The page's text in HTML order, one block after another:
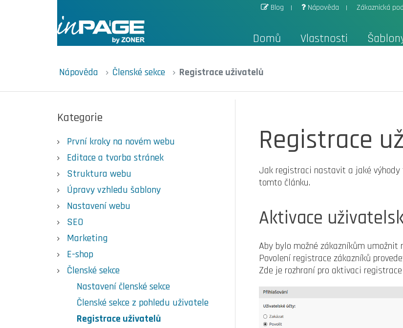
Domů Vlastnosti
Blog Nápověda Zákaznická
Nápověda Členské sekce Registrace uživatelů
Kategorie
První kroky na novém webu
Editace a tvorba stránek
Struktura webu
Úpravy vzhledu šablony
Nastavení webu
SEO
Marketing
E-shop
Členské sekce
Nastavení členské sekce
Členské sekce z pohledu uživatele
Registrace uživatelů
Registrace
Jak registraci nastavit a jaké
tomto článku.
Aktivace
Aby bylo možné zákazníkům
Povolení registrace zákazníků
Zde je rozhraní pro aktivaci